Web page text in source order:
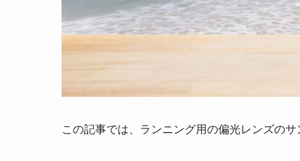
この記事では、 ランニング用の偏光レンズのサ